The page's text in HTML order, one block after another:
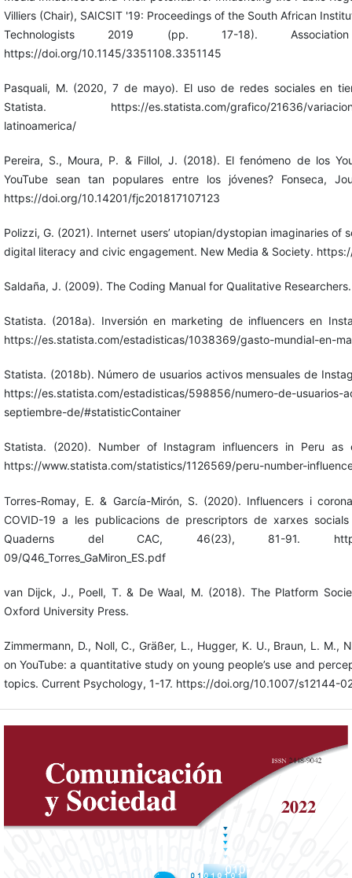
Villiers (Chair), SAICSIT '19: Proceedings of the South African
Technologists 2019 (pp. 17-18).
https://doi.org/10.1145/3351108.3351145
Pasquali, M. (2020, 7 de mayo). El uso de redes sociales en
Statista. https://es.statista.com/grafico/21636/variacion-
latinoamerica/
Pereira, S., Moura, P. & Fillol, J. (2018). El fenómeno de los
YouTube sean tan populares entre los jóvenes? Fonseca,
https://doi.org/10.14201/fjc201817107123
Polizzi, G. (2021). Internet users’ utopian/dystopian imaginaries
digital literacy and civic engagement. New Media & Society.
Saldaña, J. (2009). The Coding Manual for Qualitative
Statista. (2018a). Inversión en marketing de influencers en
https://es.statista.com/estadisticas/1038369/gasto-mundial-en-
Statista. (2018b). Número de usuarios activos mensuales de
https://es.statista.com/estadisticas/598856/numero-de-usuarios-
septiembre-de/#statisticContainer
Statista. (2020). Number of Instagram influencers in Peru
https://www.statista.com/statistics/1126569/peru-number-
Torres-Romay, E. & García-Mirón, S. (2020). Influencers i
COVID-19 a les publicacions de prescriptors de xarxes
Quaderns del CAC, 46(23), 81-91. https://
09/Q46_Torres_GaMiron_ES.pdf
van Dijck, J., Poell, T. & De Waal, M. (2018). The Platform
Oxford University Press.
Zimmermann, D., Noll, C., Gräßer, L., Hugger, K. U., Braun, L. M.,
on YouTube: a quantitative study on young people’s use and
topics. Current Psychology, 1-17. https://doi.org/10.1007/s12144-